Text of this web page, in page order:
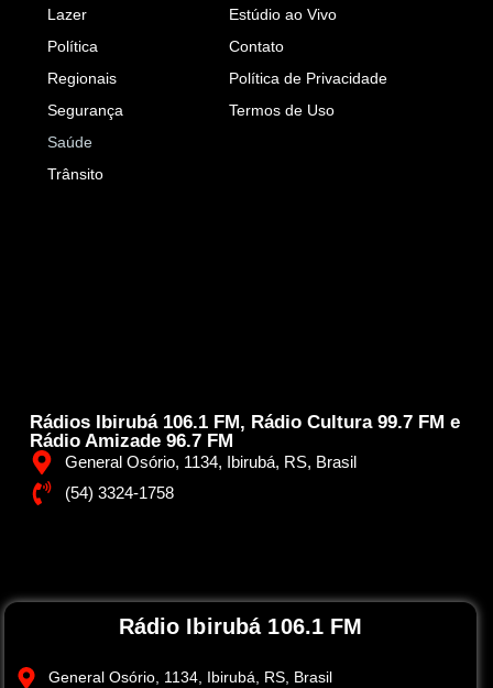
Rádios Ibirubá 106.1 FM, Rádio Cultura 99.7 FM e
Rádio Amizade 96.7 FM
General Osório, 1134, Ibirubá, RS, Brasil
(54) 3324-1758
Lazer
Política
Regionais
Segurança
Saúde
Trânsito
Estúdio ao Vivo
Contato
Política de Privacidade
Termos de Uso
Rádio Ibirubá 106.1 FM
General Osório, 1134, Ibirubá, RS, Brasil